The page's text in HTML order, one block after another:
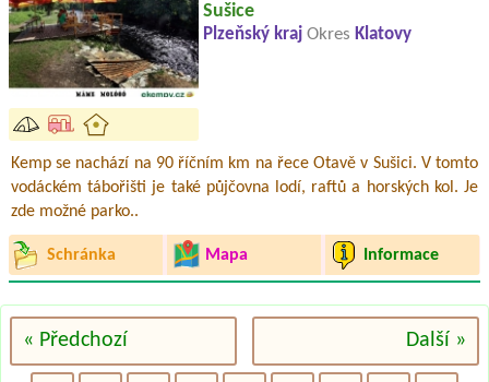
Sušice
Plzeňský kraj Okres Klatovy
Kemp se nachází na 90 říčním km na řece Otavě v Sušici. V tomto
vodáckém tábořišti je také půjčovna lodí, raftů a horských kol. Je
zde možné parko..
Schránka Mapa Informace
« Předchozí Další »